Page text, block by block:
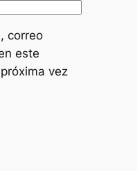
correo
este
vez